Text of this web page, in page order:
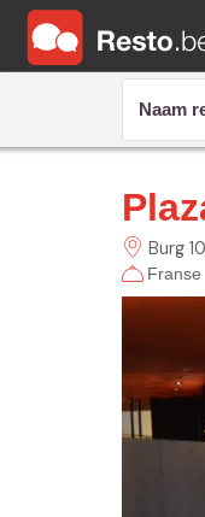
Burg 10
Franse